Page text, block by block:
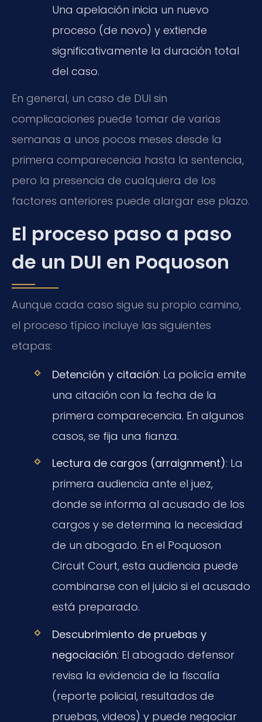
Una apelación inicia un nuevo
proceso (de novo) y extiende
significativamente la duración total
del caso.
En general, un caso de DUI sin
complicaciones puede tomar de varias
semanas a unos pocos meses desde la
primera comparecencia hasta la sentencia,
pero la presencia de cualquiera de los
factores anteriores puede alargar ese plazo.
El proceso paso a paso
de un DUI en Poquoson
Aunque cada caso sigue su propio camino,
el proceso típico incluye las siguientes
etapas:
Detención y citación: La policía emite
una citación con la fecha de la
primera comparecencia. En algunos
casos, se fija una fianza.
Lectura de cargos (arraignment): La
primera audiencia ante el juez,
donde se informa al acusado de los
cargos y se determina la necesidad
de un abogado. En el Poquoson
Circuit Court, esta audiencia puede
combinarse con el juicio si el acusado
está preparado.
Descubrimiento de pruebas y
negociación: El abogado defensor
revisa la evidencia de la fiscalía
(reporte policial, resultados de
pruebas, videos) y puede negociar